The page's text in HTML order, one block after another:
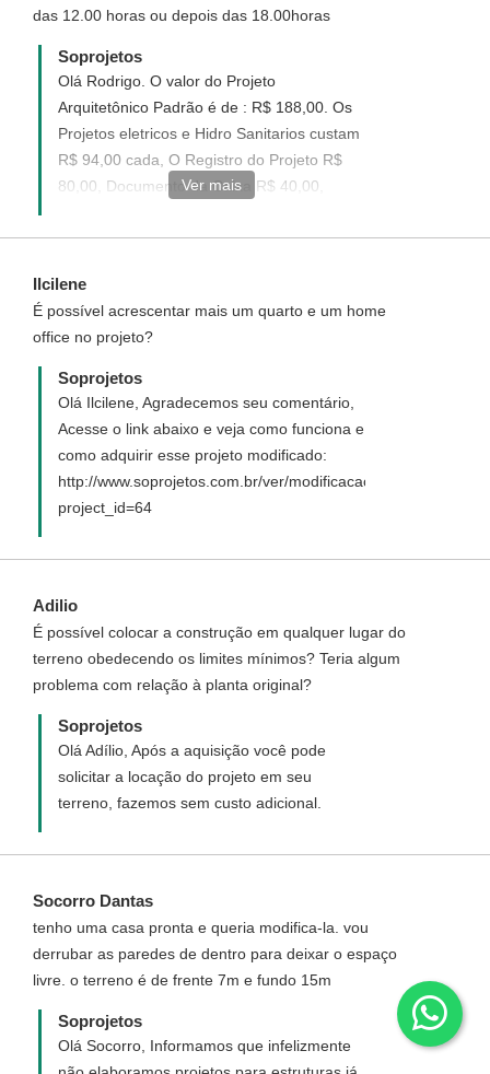
das 12.00 horas ou depois das 18.00horas
Soprojetos
Olá Rodrigo. O valor do Projeto
Arquitetônico Padrão é de : R$ 188,00. Os
Projetos eletricos e Hidro Sanitarios custam
R$ 94,00 cada, O Registro do Projeto R$
80,00, Documento da Caixa R$ 40,00,
link:
e adquira o seu, teremos imenso prazer em
tê-lo como nosso cliente.
Ver mais
Ilcilene
É possível acrescentar mais um quarto e um home
office no projeto?
Soprojetos
Olá Ilcilene, Agradecemos seu comentário,
Acesse o link abaixo e veja como funciona e
como adquirir esse projeto modificado:
http://www.soprojetos.com.br/ver/modificacao?
project_id=64
Adilio
É possível colocar a construção em qualquer lugar do
terreno obedecendo os limites mínimos? Teria algum
problema com relação à planta original?
Soprojetos
Olá Adílio, Após a aquisição você pode
solicitar a locação do projeto em seu
terreno, fazemos sem custo adicional.
Socorro Dantas
tenho uma casa pronta e queria modifica-la. vou
derrubar as paredes de dentro para deixar o espaço
livre. o terreno é de frente 7m e fundo 15m
Soprojetos
Olá Socorro, Informamos que infelizmente